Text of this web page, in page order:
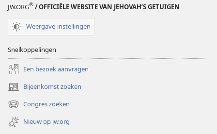
JW.ORG® / OFFICIËLE WEBSITE VAN JEHOVAH’S GETUIGEN
Weergave-instellingen
Snelkoppelingen
Een bezoek aanvragen
Bijeenkomst zoeken
(opent
nieuw
venster)
Congres zoeken
(opent
nieuw
venster)
Nieuw op jw.org